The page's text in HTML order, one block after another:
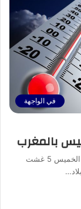
في الواجهة
بالمغرب
السفير 24 تتوقع المديرية العامة للأرصاد الجوية، اليوم الخميس 5 غشت